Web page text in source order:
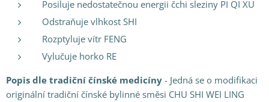
Posiluje nedostatečnou energii čchi sleziny PI QI XU
Odstraňuje vlhkost SHI
Rozptyluje vítr FENG
Vylučuje horko RE
Popis dle tradiční čínské medicíny - Jedná se o modifikaci
originální tradiční čínské bylinné směsi CHU SHI WEI LING